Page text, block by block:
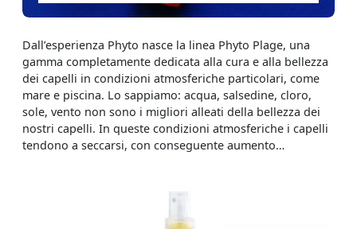
Dall’esperienza Phyto nasce la linea Phyto Plage, una
gamma completamente dedicata alla cura e alla bellezza
dei capelli in condizioni atmosferiche particolari, come
mare e piscina. Lo sappiamo: acqua, salsedine, cloro,
sole, vento non sono i migliori alleati della bellezza dei
nostri capelli. In queste condizioni atmosferiche i capelli
tendono a seccarsi, con conseguente aumento…